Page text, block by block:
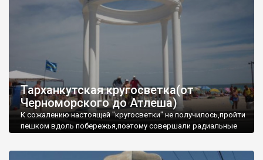
Тарханкутская кругосветка(от
Черноморского до Атлеша)
К сожалению настоящей "кругосветки" не получилось,пройти
пешком вдоль побережья,поэтому совершали радиальные